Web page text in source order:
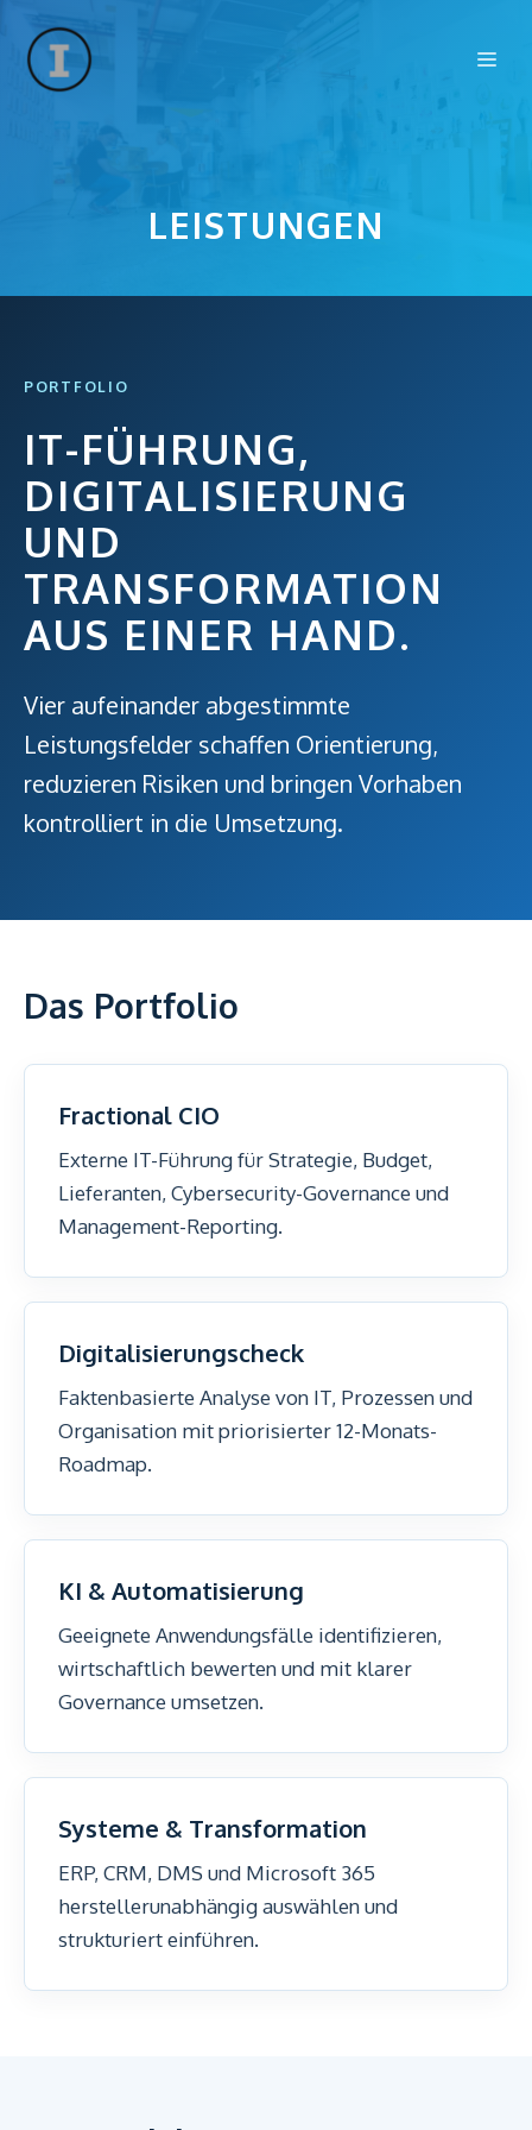
Inhalt
springen
LEISTUNGEN
PORTFOLIO
IT-FÜHRUNG,
DIGITALISIERUNG
UND
TRANSFORMATION
AUS EINER HAND.
Vier aufeinander abgestimmte
Leistungsfelder schaffen Orientierung,
reduzieren Risiken und bringen Vorhaben
kontrolliert in die Umsetzung.
Das Portfolio
Fractional CIO
Externe IT-Führung für Strategie, Budget,
Lieferanten, Cybersecurity-Governance und
Management-Reporting.
Digitalisierungscheck
Faktenbasierte Analyse von IT, Prozessen und
Organisation mit priorisierter 12-Monats-
Roadmap.
KI & Automatisierung
Geeignete Anwendungsfälle identifizieren,
wirtschaftlich bewerten und mit klarer
Governance umsetzen.
Systeme & Transformation
ERP, CRM, DMS und Microsoft 365
herstellerunabhängig auswählen und
strukturiert einführen.